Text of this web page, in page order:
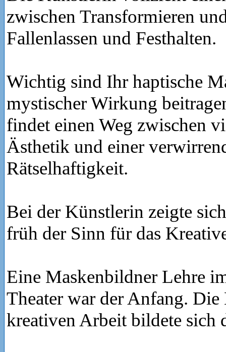
zwischen Transformieren
Fallenlassen und Festhalten.
Wichtig sind Ihr haptische
mystischer Wirkung
findet einen Weg zwischen
Ästhetik und einer
Rätselhaftigkeit.
Bei der Künstlerin zeigte
früh der Sinn für das
Eine Maskenbildner Lehre
Theater war der Anfang.
kreativen Arbeit bildete sich